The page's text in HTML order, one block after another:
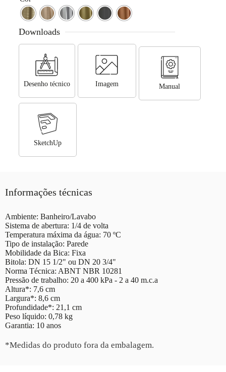
Downloads
Desenho técnico Imagem Manual
SketchUp
Informações técnicas
Ambiente: Banheiro/Lavabo
Sistema de abertura: 1/4 de volta
Temperatura máxima da água: 70 ºC
Tipo de instalação: Parede
Mobilidade da Bica: Fixa
Bitola: DN 15 1/2" ou DN 20 3/4"
Norma Técnica: ABNT NBR 10281
Pressão de trabalho: 20 a 400 kPa - 2 a 40 m.c.a
Altura*: 7,6 cm
Largura*: 8,6 cm
Profundidade*: 21,1 cm
Peso líquido: 0,78 kg
Garantia: 10 anos
*Medidas do produto fora da embalagem.